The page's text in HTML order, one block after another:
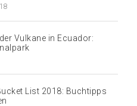
Vulkane in Ecuador:
List 2018: Buchtipps